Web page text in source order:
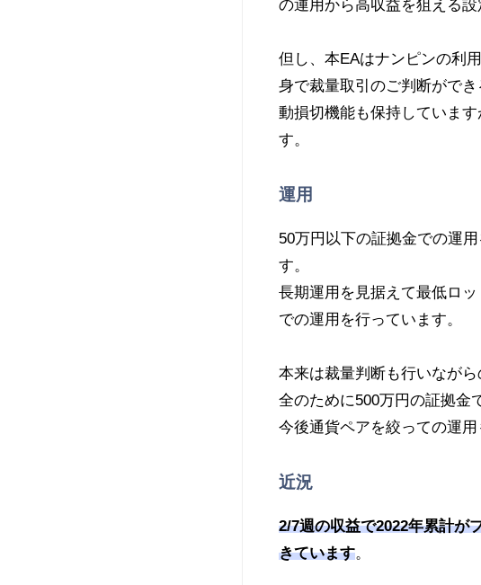
の運用から高収益を狙える設
但し、本EAはナンピンの利
身で裁量取引のご判断がで
動損切機能も保持していま
す。
運用
50万円以下の証拠金での運
す。
長期運用を見据えて最低ロ
での運用を行っています。
本来は裁量判断も行いなが
全のために500万円の証拠金
今後通貨ペアを絞っての運用
近況
2/7週の収益で2022年累計が
きています。